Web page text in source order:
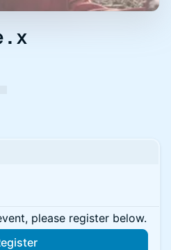
please register below.